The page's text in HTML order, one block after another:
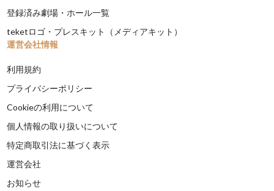
登録済み劇場・ホール一覧
teketロゴ・プレスキット（メディアキット）
運営会社情報
利用規約
プライバシーポリシー
Cookieの利用について
個人情報の取り扱いについて
特定商取引法に基づく表示
運営会社
お知らせ